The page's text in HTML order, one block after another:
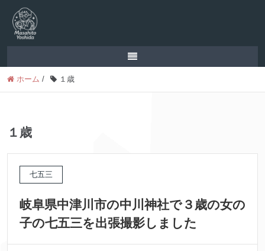
ホーム / １歳
１歳
七五三
岐阜県中津川市の中川神社で３歳の女の
子の七五三を出張撮影しました